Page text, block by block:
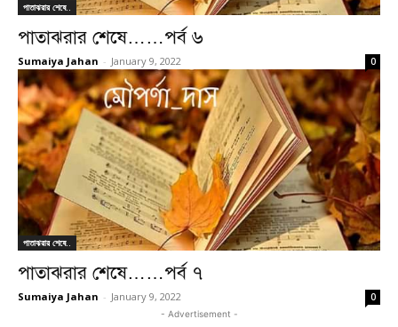
পাতাঝরার শেষে..
পাতাঝরার শেষে……পর্ব ৬
Sumaiya Jahan - January 9, 2022 0
পাতাঝরার শেষে..
পাতাঝরার শেষে……পর্ব ৭
Sumaiya Jahan - January 9, 2022 0
- Advertisement -